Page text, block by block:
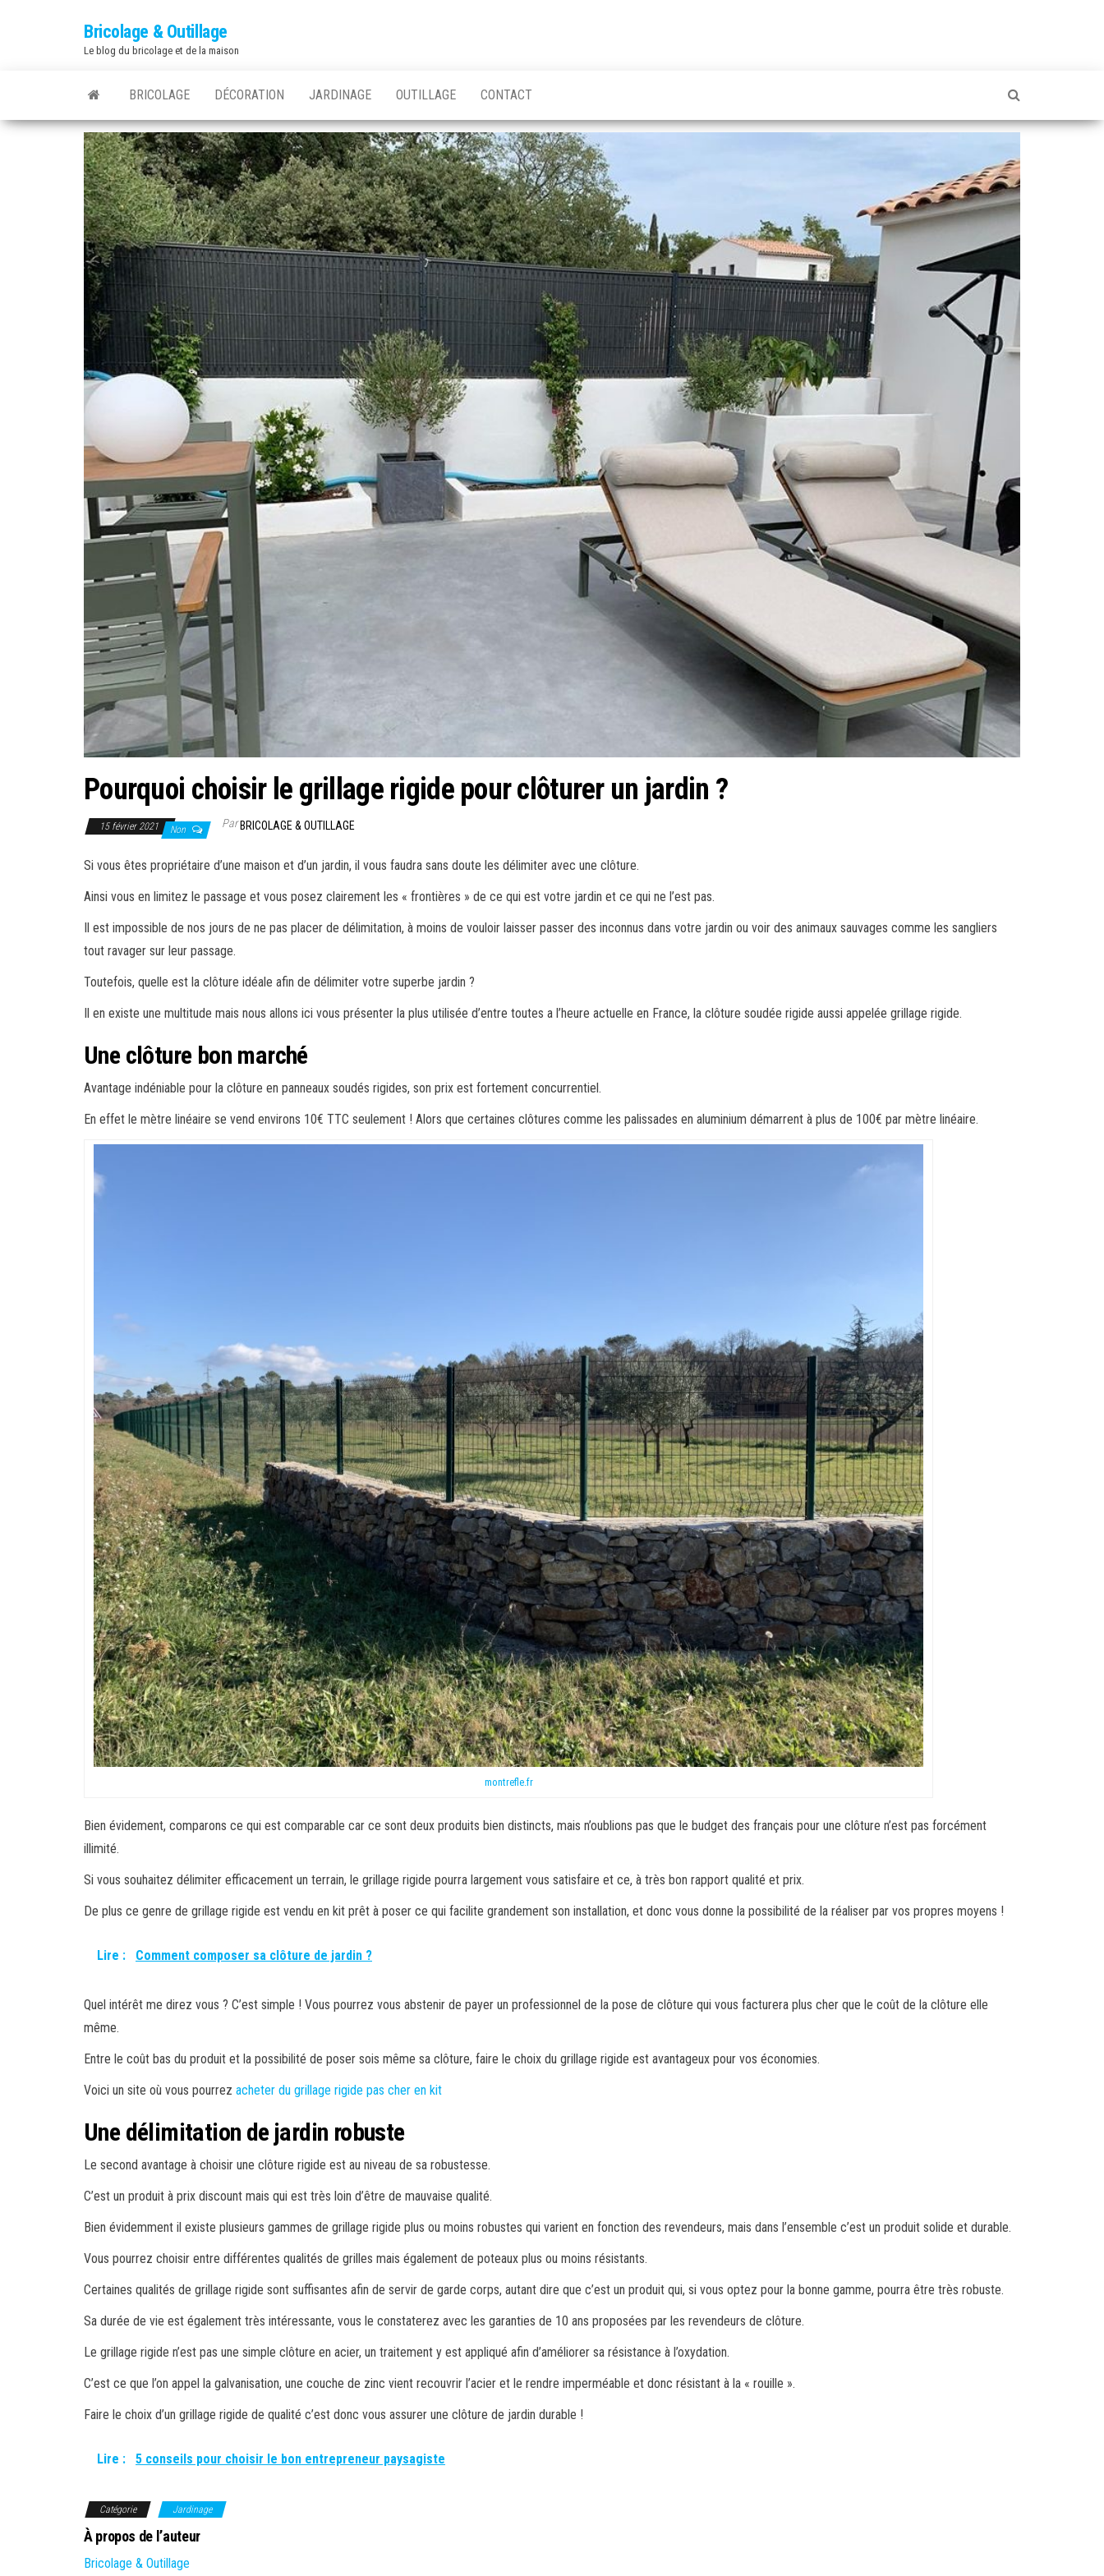
Bricolage & Outillage
Le blog du bricolage et de la maison
BRICOLAGE DÉCORATION JARDINAGE OUTILLAGE CONTACT
Pourquoi choisir le grillage rigide pour clôturer un jardin ?
15 février 2021 Non ParBRICOLAGE & OUTILLAGE
Si vous êtes propriétaire d’une maison et d’un jardin, il vous faudra sans doute les délimiter avec une clôture.
Ainsi vous en limitez le passage et vous posez clairement les « frontières » de ce qui est votre jardin et ce qui ne l’est pas.
Il est impossible de nos jours de ne pas placer de délimitation, à moins de vouloir laisser passer des inconnus dans votre jardin ou voir des animaux sauvages comme les sangliers
tout ravager sur leur passage.
Toutefois, quelle est la clôture idéale afin de délimiter votre superbe jardin ?
Il en existe une multitude mais nous allons ici vous présenter la plus utilisée d’entre toutes a l’heure actuelle en France, la clôture soudée rigide aussi appelée grillage rigide.
Une clôture bon marché
Avantage indéniable pour la clôture en panneaux soudés rigides, son prix est fortement concurrentiel.
En effet le mètre linéaire se vend environs 10€ TTC seulement ! Alors que certaines clôtures comme les palissades en aluminium démarrent à plus de 100€ par mètre linéaire.
montrefle.fr
Bien évidement, comparons ce qui est comparable car ce sont deux produits bien distincts, mais n’oublions pas que le budget des français pour une clôture n’est pas forcément
illimité.
Si vous souhaitez délimiter efficacement un terrain, le grillage rigide pourra largement vous satisfaire et ce, à très bon rapport qualité et prix.
De plus ce genre de grillage rigide est vendu en kit prêt à poser ce qui facilite grandement son installation, et donc vous donne la possibilité de la réaliser par vos propres moyens !
Lire : Comment composer sa clôture de jardin ?
Quel intérêt me direz vous ? C’est simple ! Vous pourrez vous abstenir de payer un professionnel de la pose de clôture qui vous facturera plus cher que le coût de la clôture elle
même.
Entre le coût bas du produit et la possibilité de poser sois même sa clôture, faire le choix du grillage rigide est avantageux pour vos économies.
Voici un site où vous pourrez acheter du grillage rigide pas cher en kit
Une délimitation de jardin robuste
Le second avantage à choisir une clôture rigide est au niveau de sa robustesse.
C’est un produit à prix discount mais qui est très loin d’être de mauvaise qualité.
Bien évidemment il existe plusieurs gammes de grillage rigide plus ou moins robustes qui varient en fonction des revendeurs, mais dans l’ensemble c’est un produit solide et durable.
Vous pourrez choisir entre différentes qualités de grilles mais également de poteaux plus ou moins résistants.
Certaines qualités de grillage rigide sont suffisantes afin de servir de garde corps, autant dire que c’est un produit qui, si vous optez pour la bonne gamme, pourra être très robuste.
Sa durée de vie est également très intéressante, vous le constaterez avec les garanties de 10 ans proposées par les revendeurs de clôture.
Le grillage rigide n’est pas une simple clôture en acier, un traitement y est appliqué afin d’améliorer sa résistance à l’oxydation.
C’est ce que l’on appel la galvanisation, une couche de zinc vient recouvrir l’acier et le rendre imperméable et donc résistant à la « rouille ».
Faire le choix d’un grillage rigide de qualité c’est donc vous assurer une clôture de jardin durable !
Lire : 5 conseils pour choisir le bon entrepreneur paysagiste
Catégorie Jardinage
À propos de l’auteur
Bricolage & Outillage